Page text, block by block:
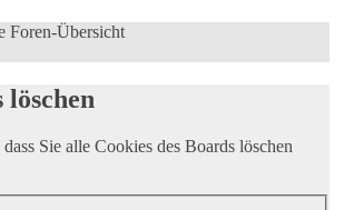
Foren-Übersicht
löschen
Sie alle Cookies des Boards löschen